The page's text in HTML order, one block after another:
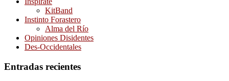
KitBand
Instinto Forastero
Alma del Río
Opiniones Disidentes
Des-Occidentales
Entradas recientes